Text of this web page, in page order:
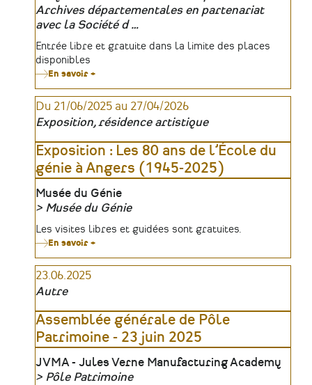
Organisateur
Archives départementales en partenariat
avec la Société d …
Tarifs
Entrée libre et gratuite dans la limite des places
disponibles
En savoir +
Bignon,
«
Achepter
la
»
dans
des
campagnes
du
Bas-
Maine
Du 21/06/2025 au 27/04/2026
Exposition, résidence artistique
Exposition : Les 80 ans de l’École du
génie à Angers (1945-2025)
Lieu
Musée du Génie
Organisateur
Musée du Génie
Tarifs
Les visites libres et guidées sont gratuites.
En savoir +
:
l’École
du
génie
à
Angers
(1945-
2025)
23.06.2025
Autre
Assemblée générale de Pôle
Patrimoine - 23 juin 2025
Lieu
JVMA - Jules Verne Manufacturing Academy
Pôle Patrimoine